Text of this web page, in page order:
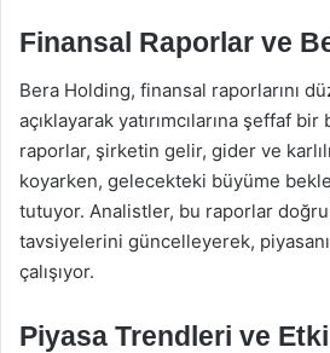
Finansal Raporlar ve
Bera Holding, finansal raporlarını
açıklayarak yatırımcılarına şeffaf bir
raporlar, şirketin gelir, gider ve
koyarken, gelecekteki büyüme
tutuyor. Analistler, bu raporlar
tavsiyelerini güncelleyerek,
çalışıyor.
Piyasa Trendleri ve